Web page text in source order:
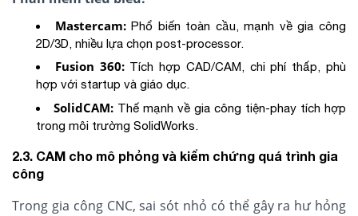
Mastercam:Phổ biến toàn cầu, mạnh về gia công
2D/3D, nhiều lựa chọn post-processor.
Fusion 360:Tích hợp CAD/CAM, chi phí thấp, phù
hợp với startup và giáo dục.
SolidCAM: Thế mạnh về gia công tiện-phay tích hợp
trong môi trường SolidWorks.
2.3. CAM cho mô phỏng và kiểm chứng quá trình gia
công
Trong gia công CNC, sai sót nhỏ có thể gây ra hư hỏng